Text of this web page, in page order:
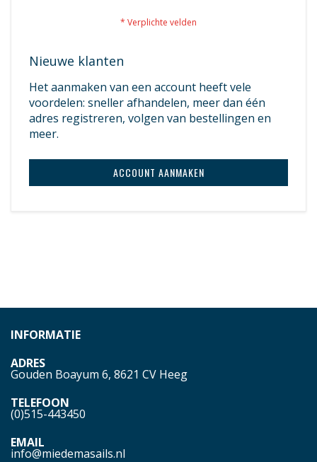
Nieuwe klanten
Het aanmaken van een account heeft vele
voordelen: sneller afhandelen, meer dan één
adres registreren, volgen van bestellingen en
meer.
ACCOUNT AANMAKEN
INFORMATIE
ADRES
Gouden Boayum 6, 8621 CV Heeg
TELEFOON
(0)515-443450
EMAIL
info@miedemasails.nl